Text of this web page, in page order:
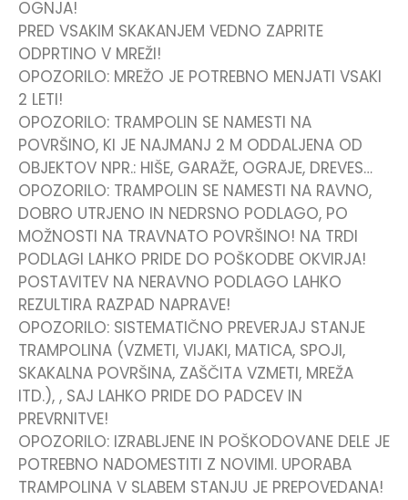
OGNJA!
PRED VSAKIM SKAKANJEM VEDNO ZAPRITE
ODPRTINO V MREŽI!
OPOZORILO: MREŽO JE POTREBNO MENJATI VSAKI
2 LETI!
OPOZORILO: TRAMPOLIN SE NAMESTI NA
POVRŠINO, KI JE NAJMANJ 2 M ODDALJENA OD
OBJEKTOV NPR.: HIŠE, GARAŽE, OGRAJE, DREVES…
OPOZORILO: TRAMPOLIN SE NAMESTI NA RAVNO,
DOBRO UTRJENO IN NEDRSNO PODLAGO, PO
MOŽNOSTI NA TRAVNATO POVRŠINO! NA TRDI
PODLAGI LAHKO PRIDE DO POŠKODBE OKVIRJA!
POSTAVITEV NA NERAVNO PODLAGO LAHKO
REZULTIRA RAZPAD NAPRAVE!
OPOZORILO: SISTEMATIČNO PREVERJAJ STANJE
TRAMPOLINA (VZMETI, VIJAKI, MATICA, SPOJI,
SKAKALNA POVRŠINA, ZAŠČITA VZMETI, MREŽA
ITD.), , SAJ LAHKO PRIDE DO PADCEV IN
PREVRNITVE!
OPOZORILO: IZRABLJENE IN POŠKODOVANE DELE JE
POTREBNO NADOMESTITI Z NOVIMI. UPORABA
TRAMPOLINA V SLABEM STANJU JE PREPOVEDANA!